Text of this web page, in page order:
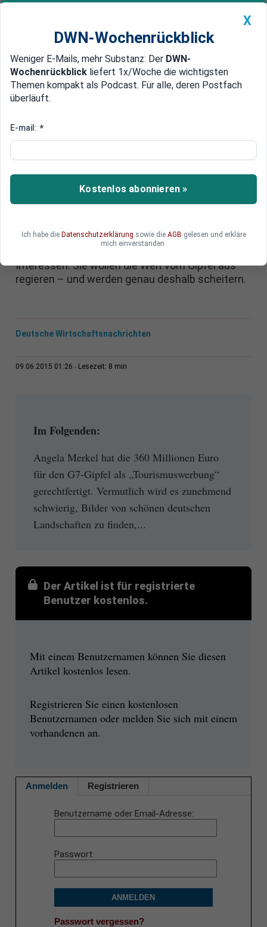
Newsticker MEIN DWN: Geldanlage Premium
Edelmetalle DWN-Magazin China
Plünderung der Welt
Arroganz des Westens: Die Welt
vom Gipfel aus regieren
Die G7-Politiker haben ihren Anspruch
Ausbeutung. Sie verkünden „Werte“ und meinen
Interessen. Sie wollen die Welt vom Gipfel aus
regieren – und werden genau deshalb scheitern.
Deutsche Wirtschaftsnachrichten
09.06.2015 01:26 Lesezeit: 8 min
Im Folgenden:
Angela Merkel hat die 360 Millionen Euro
für den G7-Gipfel als „Tourismuswerbung“
gerechtfertigt. Vermutlich wird es zunehmend
schwierig, Bilder von schönen deutschen
Landschaften zu finden,...
Der Artikel ist für registrierte
Benutzer kostenlos.
Mit einem Benutzernamen können Sie diesen
Artikel kostenlos lesen.
Registrieren Sie einen kostenlosen
Benutzernamen oder melden Sie sich mit einem
vorhandenen an.
Anmelden Registrieren
Benutzername oder Email-Adresse
Passwort
ANMELDEN
Passwort vergessen?
X
DWN-Wochenrückblick
Weniger E-Mails, mehr Substanz: Der DWN-
Wochenrückblick liefert 1x/Woche die wichtigsten
Themen kompakt als Podcast. Für alle, deren Postfach
überläuft.
E-mail: *
Kostenlos abonnieren »
Ich habe die Datenschutzerklärung sowie die AGB gelesen und erkläre
mich einverstanden.